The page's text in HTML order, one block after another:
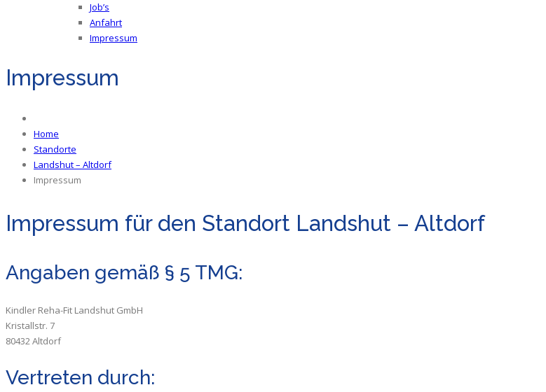
Job’s
Anfahrt
Impressum
Impressum
Home
Standorte
Landshut – Altdorf
Impressum
Impressum für den Standort Landshut – Altdorf
Angaben gemäß § 5 TMG:
Kindler Reha-Fit Landshut GmbH
Kristallstr. 7
80432 Altdorf
Vertreten durch: